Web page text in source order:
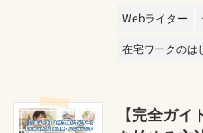
Webライター
在宅ワークのは
【完全ガ